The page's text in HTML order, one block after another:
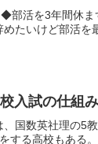
部活を3年間休ま
たいけど部活を
入試の仕組
国数英社理の5
する高校もある